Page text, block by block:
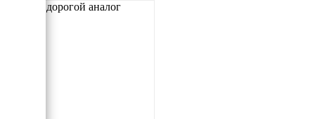
Самый дорогой аналог